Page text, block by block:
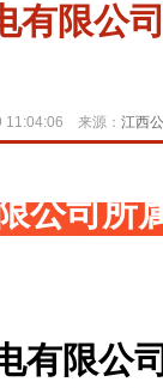
有限公
11:04:06 来源： 江西
公司所
有限公